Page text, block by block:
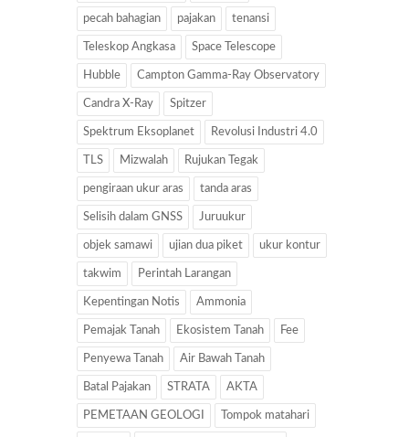
pecah bahagian pajakan tenansi
Teleskop Angkasa Space Telescope
Hubble Campton Gamma-Ray Observatory
Candra X-Ray Spitzer
Spektrum Eksoplanet Revolusi Industri 4.0
TLS Mizwalah Rujukan Tegak
pengiraan ukur aras tanda aras
Selisih dalam GNSS Juruukur
objek samawi ujian dua piket ukur kontur
takwim Perintah Larangan
Kepentingan Notis Ammonia
Pemajak Tanah Ekosistem Tanah Fee
Penyewa Tanah Air Bawah Tanah
Batal Pajakan STRATA AKTA
PEMETAAN GEOLOGI Tompok matahari